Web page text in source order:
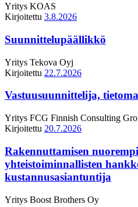
Yritys KOAS
Kirjoitettu 3.8.2026
Suunnittelupäällikkö
Yritys Tekova Oyj
Kirjoitettu 22.7.2026
Vastuusuunnittelija,
Yritys FCG Finnish Consulting
Kirjoitettu 20.7.2026
Rakennuttamisen
yhteistoiminnallisten
kustannusasiantuntija
Yritys Boost Brothers Oy